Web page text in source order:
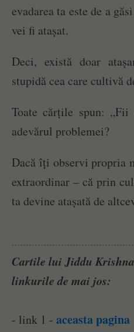
evadarea ta este de a
vei fi atașat.
Deci, există doar
stupidă cea care cultivă
Toate cărțile spun: „Fii
adevărul problemei?
Dacă îți observi propria
extraordinar – că prin
ta devine atașată de
Cartile lui Jiddu
linkurile de mai jos:
- link 1 - aceasta pagina